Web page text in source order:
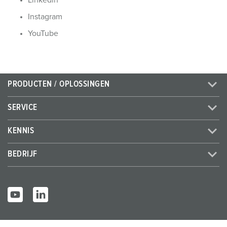
Instagram
YouTube
PRODUCTEN / OPLOSSINGEN
SERVICE
KENNIS
BEDRIJF